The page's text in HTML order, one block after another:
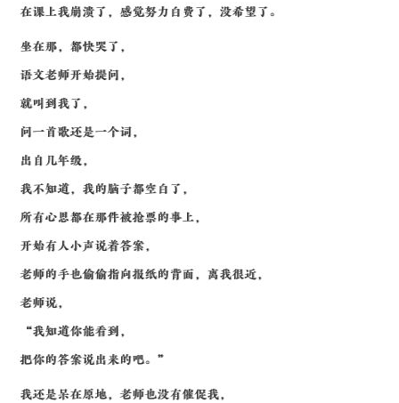
在课上我崩溃了，感觉努力白费了，没希望了。
坐在那，都快哭了，
语文老师开始提问，
就叫到我了，
问一首歌还是一个词，
出自几年级，
我不知道，我的脑子都空白了，
所有心思都在那件被抢票的事上，
开始有人小声说着答案，
老师的手也偷偷指向报纸的背面，离我很近，
老师说，
“我知道你能看到，
把你的答案说出来的吧。”
我还是呆在原地，老师也没有催促我，